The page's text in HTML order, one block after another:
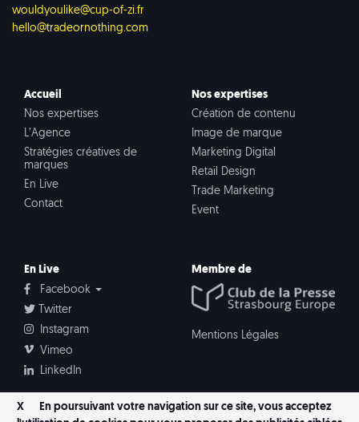
wouldyoulike@cup-of-zi.fr
hello@tradeornothing.com
Accueil
Nos expertises
L’Agence
Stratégies créatives de
marques
En Live
Contact
Nos expertises
Création de contenu
Image de marque
Marketing Digital
Retail Design
Trade Marketing
Event
En Live
Facebook
Twitter
Instagram
Vimeo
LinkedIn
Membre de
Mentions Légales
X
En poursuivant votre navigation sur ce site, vous acceptez